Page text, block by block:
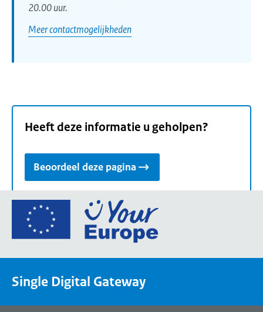
20.00 uur.
Meer contactmogelijkheden
Heeft deze informatie u geholpen?
Beoordeel deze pagina
Ga
de
een
Single Digital Gateway